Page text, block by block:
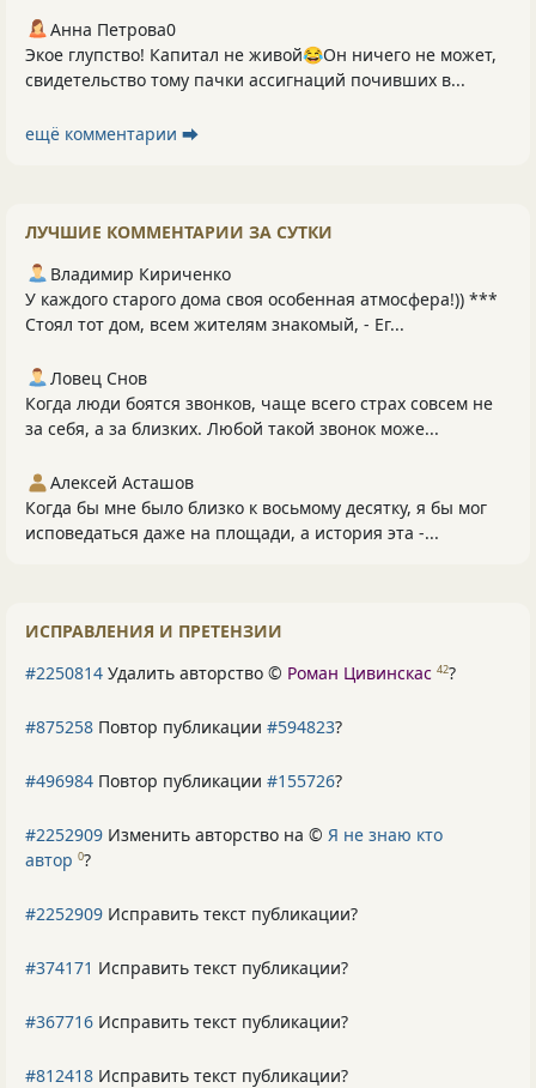
Анна Петрова0
Экое глупство! Капитал не живой😂Он ничего не может,
свидетельство тому пачки ассигнаций почивших в...
ещё комментарии ⮕
ЛУЧШИЕ КОММЕНТАРИИ ЗА СУТКИ
Владимир Кириченко
У каждого старого дома своя особенная атмосфера!)) ***
Стоял тот дом, всем жителям знакомый, - Ег...
Ловец Снов
Когда люди боятся звонков, чаще всего страх совсем не
за себя, а за близких. Любой такой звонок може...
Алексей Асташов
Когда бы мне было близко к восьмому десятку, я бы мог
исповедаться даже на площади, а история эта -...
ИСПРАВЛЕНИЯ И ПРЕТЕНЗИИ
#2250814 Удалить авторство © Роман Цивинскас 42?
#875258 Повтор публикации #594823?
#496984 Повтор публикации #155726?
#2252909 Изменить авторство на © Я не знаю кто
автор 0?
#2252909 Исправить текст публикации?
#374171 Исправить текст публикации?
#367716 Исправить текст публикации?
#812418 Исправить текст публикации?